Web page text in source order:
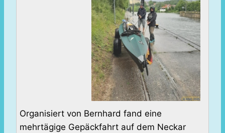
Organisiert von Bernhard fand eine
mehrtägige Gepäckfahrt auf dem Neckar